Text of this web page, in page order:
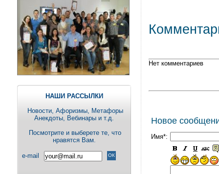
НАШИ РАССЫЛКИ
Новости, Aфоризмы, Метафоры
Анекдоты, Вебинары и т.д.
Посмотрите и выберете те, что
нравятся Вам.
e-mail
Нет комментариев
Новое
Имя*: